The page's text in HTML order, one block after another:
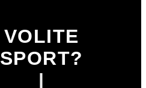
VOLITE
SPORT?
|